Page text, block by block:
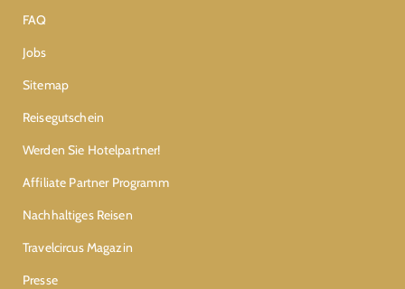
FAQ
Jobs
Sitemap
Reisegutschein
Werden Sie Hotelpartner!
Affiliate Partner Programm
Nachhaltiges Reisen
Travelcircus Magazin
Presse